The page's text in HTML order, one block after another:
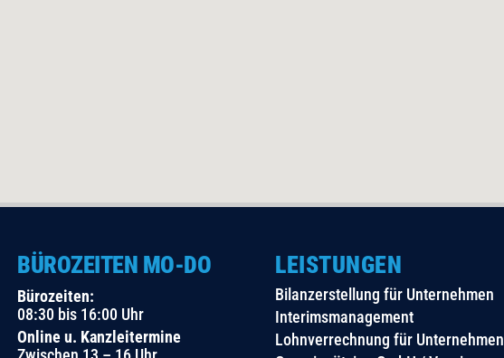
BÜROZEITEN MO-DO
Bürozeiten:
08:30 bis 16:00 Uhr
Online u. Kanzleitermine
LEISTUNGEN
Bilanzerstellung für Unternehmen
Interimsmanagement
Lohnverrechnung für Unternehmen